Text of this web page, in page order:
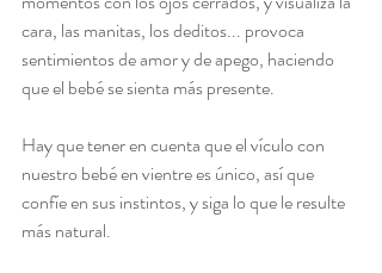
cara, las manitas, los deditos... provoca
sentimientos de amor y de apego, haciendo
que el bebé se sienta más presente.
Hay que tener en cuenta que el vículo con
nuestro bebé en vientre es único, así que
confíe en sus instintos, y siga lo que le resulte
más natural.